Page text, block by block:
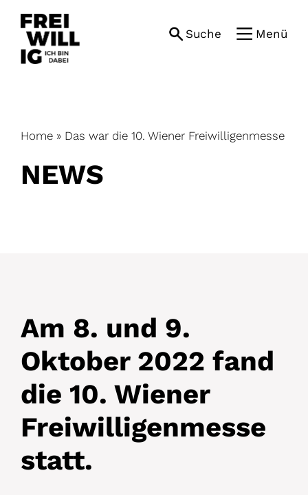
content
Suche Menü
Home » Das war die 10. Wiener Freiwilligenmesse
NEWS
Am 8. und 9.
Oktober 2022 fand
die 10. Wiener
Freiwilligenmesse
statt.